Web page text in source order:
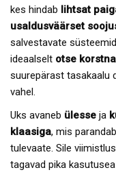
kes hindab lihtsat
usaldusväärset
salvestavate
ideaalselt otse
suurepärast tasakaalu
vahel.
Uks avaneb ülesse ja
klaasiga, mis
tulevaate. Sile
tagavad pika